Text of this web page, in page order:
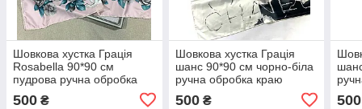
Шовкова хустка Грація
Rosabella 90*90 см
пудрова ручна обробка
500 ₴
Шовкова хустка Грація
шанс 90*90 см чорно-біла
ручна обробка краю
500₴ 500